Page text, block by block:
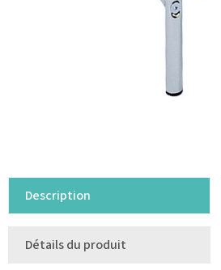
Description
Détails du produit